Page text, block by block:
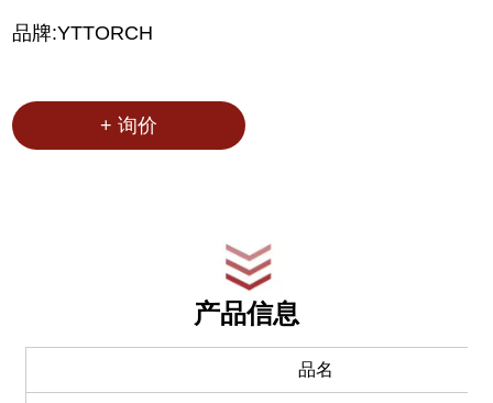
品牌:YTTORCH
+ 询价
产品信息
品名